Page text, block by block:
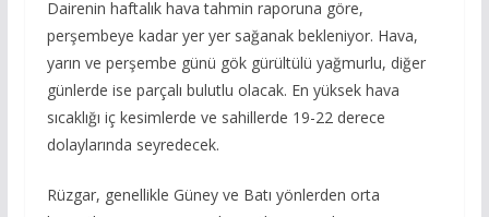
Dairenin haftalık hava tahmin raporuna göre,
perşembeye kadar yer yer sağanak bekleniyor. Hava,
yarın ve perşembe günü gök gürültülü yağmurlu, diğer
günlerde ise parçalı bulutlu olacak. En yüksek hava
sıcaklığı iç kesimlerde ve sahillerde 19-22 derece
dolaylarında seyredecek.
Rüzgar, genellikle Güney ve Batı yönlerden orta